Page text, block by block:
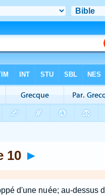
10 ►
d'une nuée; au-dessus